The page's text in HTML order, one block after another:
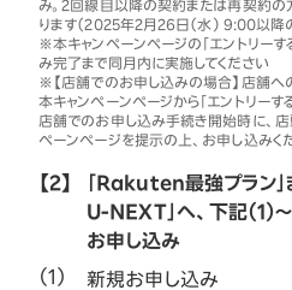
み。2回線目以降の契約または再契約
ります（2025年2月26日（水） 9:00以降
※本キャンペーンページの「エントリーす
み完了まで同月内に実施してください
※【店舗でのお申し込みの場合】店舗へ
本キャンペーンページから「エントリーす
店舗でのお申し込み手続き開始時に、店
ペーンページを提示の上、お申し込みくだ
【2】
「Rakuten最強プラン
U-NEXT」へ、下記（1）
お申し込み
新規お申し込み